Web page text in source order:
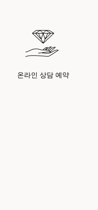
온라인 상담 예약